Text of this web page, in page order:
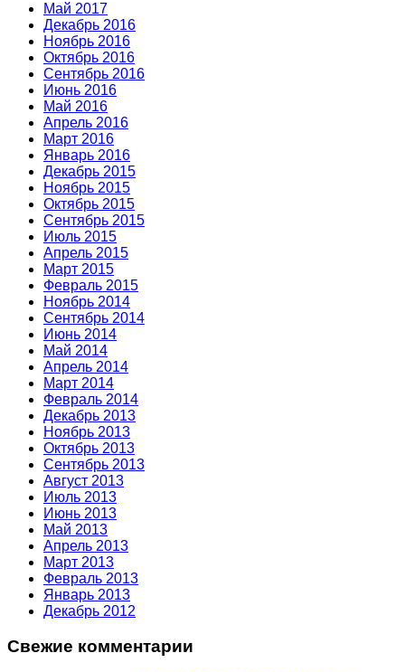
Май 2017
Декабрь 2016
Ноябрь 2016
Октябрь 2016
Сентябрь 2016
Июнь 2016
Май 2016
Апрель 2016
Март 2016
Январь 2016
Декабрь 2015
Ноябрь 2015
Октябрь 2015
Сентябрь 2015
Июль 2015
Апрель 2015
Март 2015
Февраль 2015
Ноябрь 2014
Сентябрь 2014
Июнь 2014
Май 2014
Апрель 2014
Март 2014
Февраль 2014
Декабрь 2013
Ноябрь 2013
Октябрь 2013
Сентябрь 2013
Август 2013
Июль 2013
Июнь 2013
Май 2013
Апрель 2013
Март 2013
Февраль 2013
Январь 2013
Декабрь 2012
Свежие комментарии